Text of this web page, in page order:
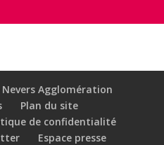
Agglomération
Plan du site
de confidentialité
Espace presse